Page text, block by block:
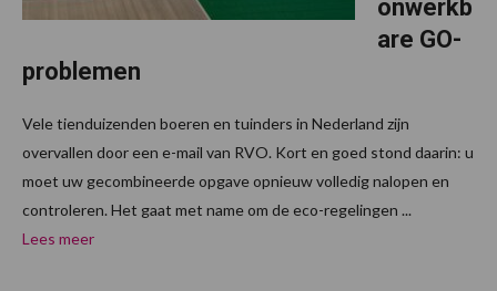
onwerkb
are GO-
problemen
Vele tienduizenden boeren en tuinders in Nederland zijn
overvallen door een e-mail van RVO. Kort en goed stond daarin: u
moet uw gecombineerde opgave opnieuw volledig nalopen en
controleren. Het gaat met name om de eco-regelingen ...
Lees meer